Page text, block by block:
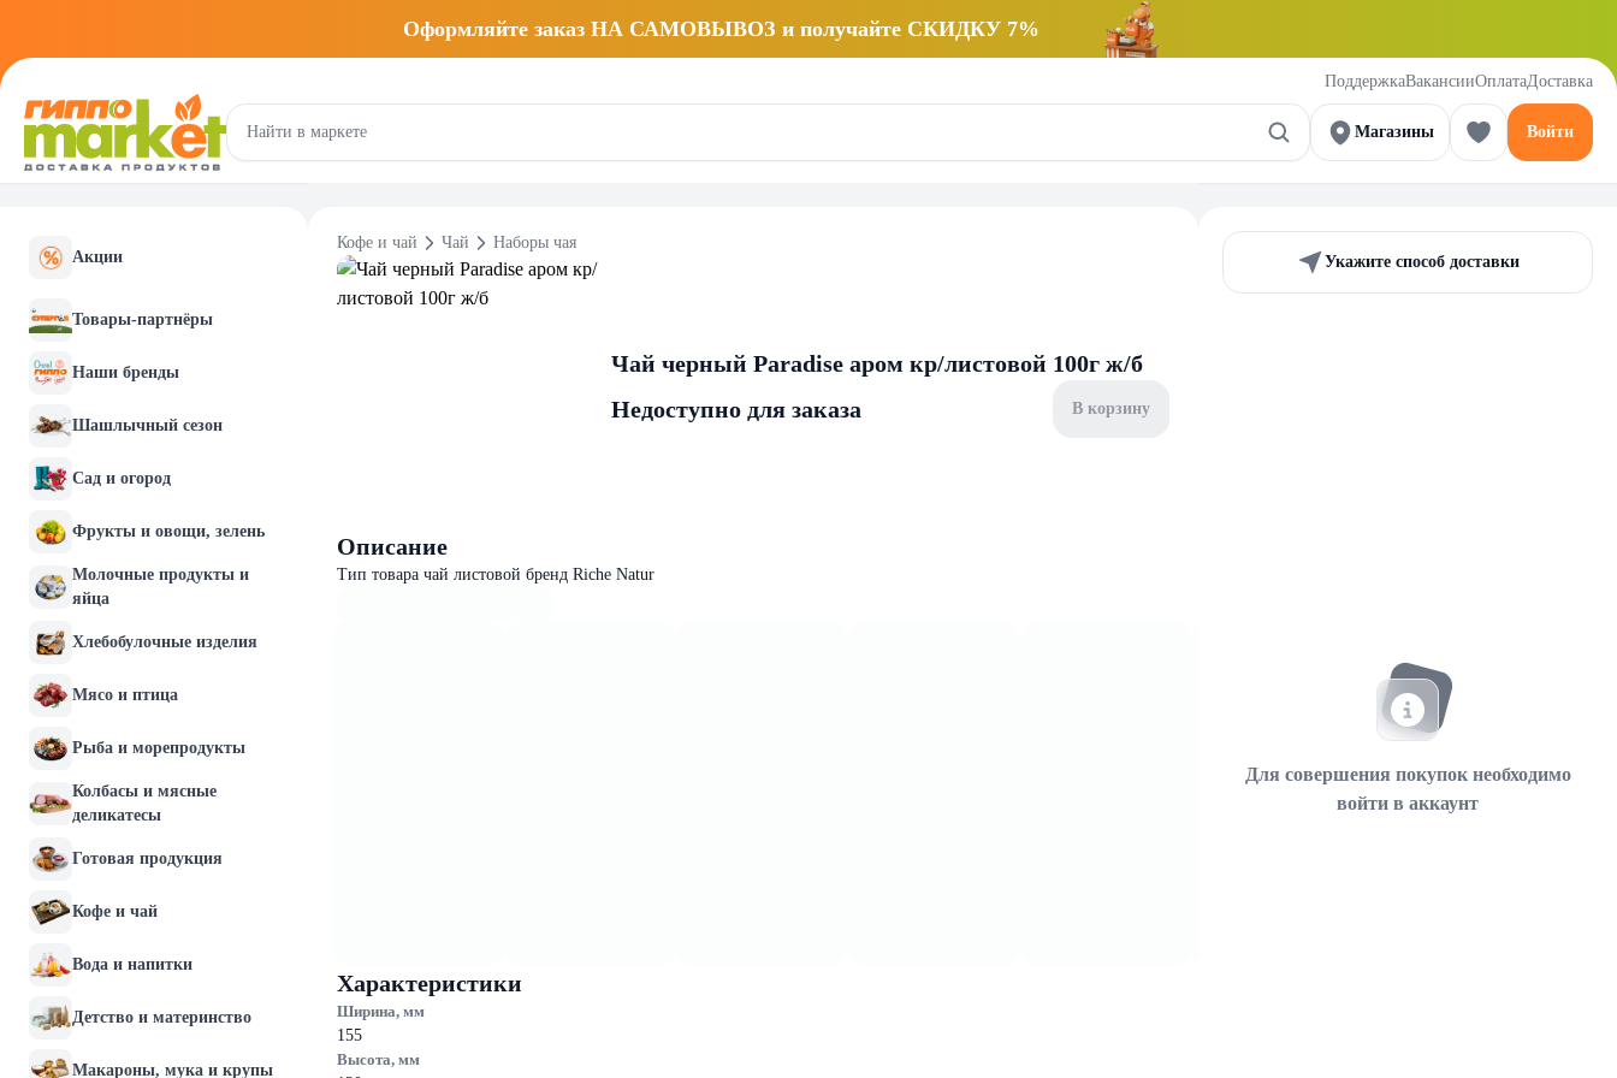
Оформляйте заказ НА САМОВЫВОЗ и получайте СКИДКУ 7%
ПоддержкаВакансииОплатаДоставка
Магазины Войти
Акции
Товары-партнёры
Наши бренды
Шашлычный сезон
Сад и огород
Фрукты и овощи, зелень
Молочные продукты и
яйца
Хлебобулочные изделия
Мясо и птица
Рыба и морепродукты
Колбасы и мясные
деликатесы
Готовая продукция
Кофе и чай
Вода и напитки
Детство и материнство
Макароны, мука и крупы
Кофе и чай Чай Наборы чая
Чай черный Paradise аром кр/листовой 100г ж/б
Недоступно для заказа
В корзину
Описание
Тип товара чай листовой бренд Riche Natur
Характеристики
Ширина, мм
155
Высота, мм
Укажите способ доставки
Для совершения покупок необходимо
войти в аккаунт